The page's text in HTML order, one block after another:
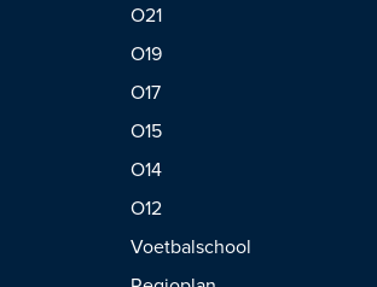
O21
O19
O17
O15
O14
O12
Voetbalschool